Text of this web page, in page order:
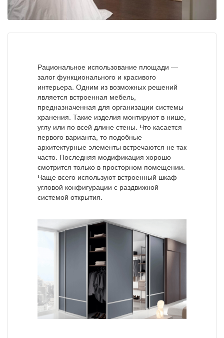
Рациональное использование площади —
залог функционального и красивого
интерьера. Одним из возможных решений
является встроенная мебель,
предназначенная для организации системы
хранения. Такие изделия монтируют в нише,
углу или по всей длине стены. Что касается
первого варианта, то подобные
архитектурные элементы встречаются не так
часто. Последняя модификация хорошо
смотрится только в просторном помещении.
Чаще всего используют встроенный шкаф
угловой конфигурации с раздвижной
системой открытия.